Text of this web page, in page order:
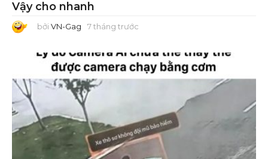
Vậy cho nhanh
bởi VN-Gag 7 tháng trước
á
g